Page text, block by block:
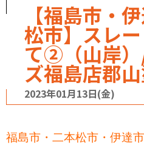
【福島市・
松市】スレ
て②（山岸
ズ福島店郡
2023年01月13日(金)
福島市・二本松市・伊達